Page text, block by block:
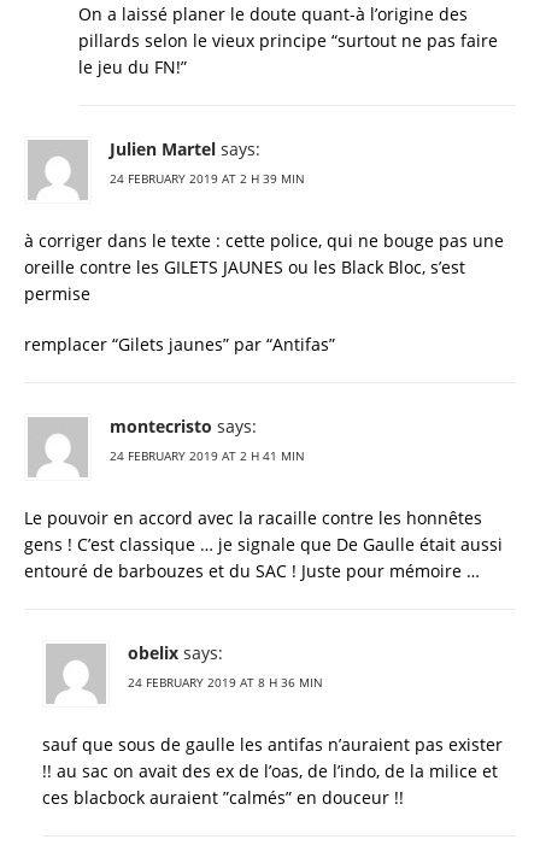
On a laissé planer le doute quant-à l’origine des
pillards selon le vieux principe “surtout ne pas faire
le jeu du FN!”
Julien Martel says:
24 FEBRUARY 2019 AT 2 H 39 MIN
à corriger dans le texte : cette police, qui ne bouge pas une
oreille contre les GILETS JAUNES ou les Black Bloc, s’est
permise
remplacer “Gilets jaunes” par “Antifas”
montecristo says:
24 FEBRUARY 2019 AT 2 H 41 MIN
Le pouvoir en accord avec la racaille contre les honnêtes
gens ! C’est classique … je signale que De Gaulle était aussi
entouré de barbouzes et du SAC ! Juste pour mémoire …
obelix says:
24 FEBRUARY 2019 AT 8 H 36 MIN
sauf que sous de gaulle les antifas n’auraient pas exister
!! au sac on avait des ex de l’oas, de l’indo, de la milice et
ces blacbock auraient ”calmés” en douceur !!